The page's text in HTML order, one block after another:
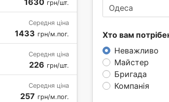
Одеса
Хто вам
Неважливо
Майстер
Бригада
Компанія
1630 грн/шт.
Середня ціна
1433 грн/м.пог.
Середня ціна
226 грн/шт.
Середня ціна
257 грн/м.пог.